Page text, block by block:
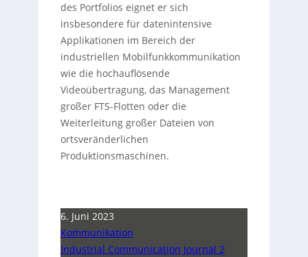
des Portfolios eignet er sich
insbesondere für datenintensive
Applikationen im Bereich der
industriellen Mobilfunkkommunikation
wie die hochauflösende
Videoübertragung, das Management
großer FTS-Flotten oder die
Weiterleitung großer Dateien von
ortsveränderlichen
Produktionsmaschinen.
6. Juni 2023
Kommunikation
Industrial Communication Journal 2